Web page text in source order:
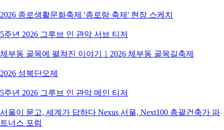
2026 종로생활문화축제 '종로랑 축제' 현장 스케치
5주년 2026 그루브 인 관악 서브 티저
체부동 골목에 펼쳐진 이야기｜2026 체부동 골목길축제
2026 성북단오제
5주년 2026 그루브 인 관악 메인 티저
서울이 묻고, 세계가 답하다 Nexus 서울, Next100 총괄건축가 파
트너스 포럼